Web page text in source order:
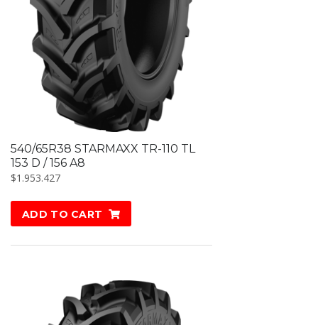
540/65R38 STARMAXX TR-110 TL
153 D / 156 A8
$1.953.427
ADD TO CART